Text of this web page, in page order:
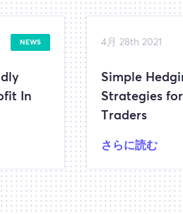
NEWS
In
4月 28th 2021
Simple
Strategies
Traders
さらに読む